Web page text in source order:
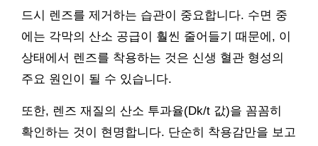
드시 렌즈를 제거하는 습관이 중요합니다. 수면 중
에는 각막의 산소 공급이 훨씬 줄어들기 때문에, 이
상태에서 렌즈를 착용하는 것은 신생 혈관 형성의
주요 원인이 될 수 있습니다.
또한, 렌즈 재질의 산소 투과율(Dk/t 값)을 꼼꼼히
확인하는 것이 현명합니다. 단순히 착용감만을 보고